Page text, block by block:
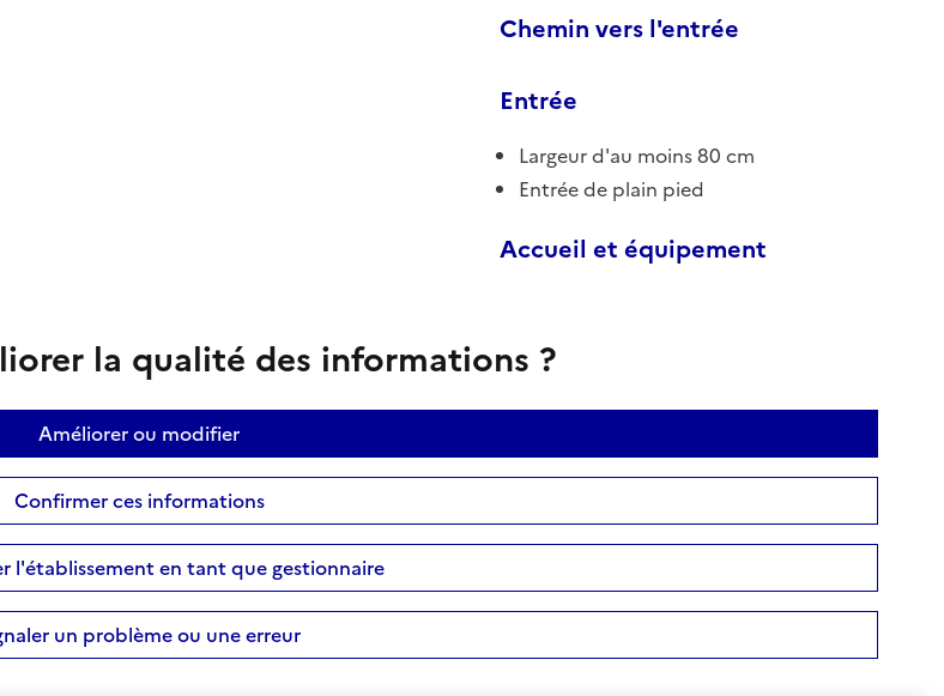
Chemin vers l'entrée
Entrée
Largeur d'au moins 80 cm
Entrée de plain pied
Accueil et équipement
la qualité des informations ?
Améliorer ou modifier
Confirmer ces informations
l'établissement en tant que gestionnaire
un problème ou une erreur